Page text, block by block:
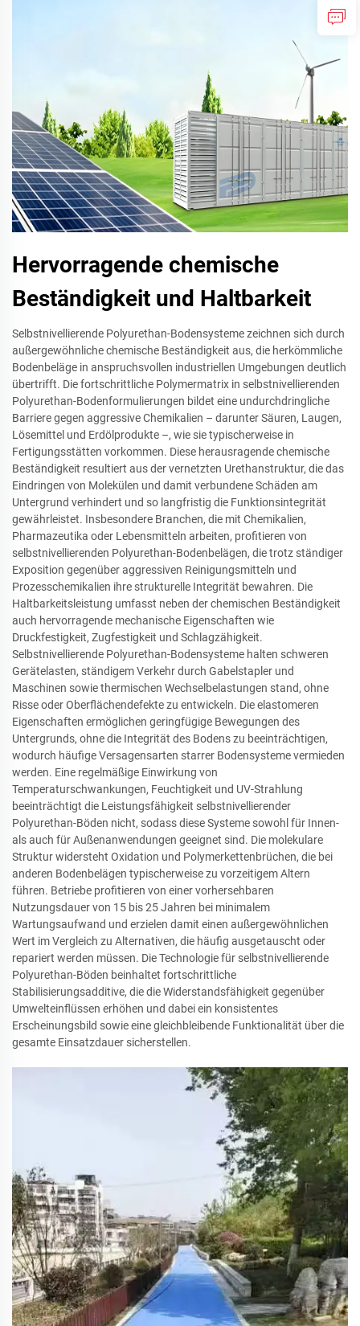
Hervorragende chemische
Beständigkeit und Haltbarkeit
Selbstnivellierende Polyurethan-Bodensysteme zeichnen sich durch
außergewöhnliche chemische Beständigkeit aus, die herkömmliche
Bodenbeläge in anspruchsvollen industriellen Umgebungen deutlich
übertrifft. Die fortschrittliche Polymermatrix in selbstnivellierenden
Polyurethan-Bodenformulierungen bildet eine undurchdringliche
Barriere gegen aggressive Chemikalien – darunter Säuren, Laugen,
Lösemittel und Erdölprodukte –, wie sie typischerweise in
Fertigungsstätten vorkommen. Diese herausragende chemische
Beständigkeit resultiert aus der vernetzten Urethanstruktur, die das
Eindringen von Molekülen und damit verbundene Schäden am
Untergrund verhindert und so langfristig die Funktionsintegrität
gewährleistet. Insbesondere Branchen, die mit Chemikalien,
Pharmazeutika oder Lebensmitteln arbeiten, profitieren von
selbstnivellierenden Polyurethan-Bodenbelägen, die trotz ständiger
Exposition gegenüber aggressiven Reinigungsmitteln und
Prozesschemikalien ihre strukturelle Integrität bewahren. Die
Haltbarkeitsleistung umfasst neben der chemischen Beständigkeit
auch hervorragende mechanische Eigenschaften wie
Druckfestigkeit, Zugfestigkeit und Schlagzähigkeit.
Selbstnivellierende Polyurethan-Bodensysteme halten schweren
Gerätelasten, ständigem Verkehr durch Gabelstapler und
Maschinen sowie thermischen Wechselbelastungen stand, ohne
Risse oder Oberflächendefekte zu entwickeln. Die elastomeren
Eigenschaften ermöglichen geringfügige Bewegungen des
Untergrunds, ohne die Integrität des Bodens zu beeinträchtigen,
wodurch häufige Versagensarten starrer Bodensysteme vermieden
werden. Eine regelmäßige Einwirkung von
Temperaturschwankungen, Feuchtigkeit und UV-Strahlung
beeinträchtigt die Leistungsfähigkeit selbstnivellierender
Polyurethan-Böden nicht, sodass diese Systeme sowohl für Innen-
als auch für Außenanwendungen geeignet sind. Die molekulare
Struktur widersteht Oxidation und Polymerkettenbrüchen, die bei
anderen Bodenbelägen typischerweise zu vorzeitigem Altern
führen. Betriebe profitieren von einer vorhersehbaren
Nutzungsdauer von 15 bis 25 Jahren bei minimalem
Wartungsaufwand und erzielen damit einen außergewöhnlichen
Wert im Vergleich zu Alternativen, die häufig ausgetauscht oder
repariert werden müssen. Die Technologie für selbstnivellierende
Polyurethan-Böden beinhaltet fortschrittliche
Stabilisierungsadditive, die die Widerstandsfähigkeit gegenüber
Umwelteinflüssen erhöhen und dabei ein konsistentes
Erscheinungsbild sowie eine gleichbleibende Funktionalität über die
gesamte Einsatzdauer sicherstellen.